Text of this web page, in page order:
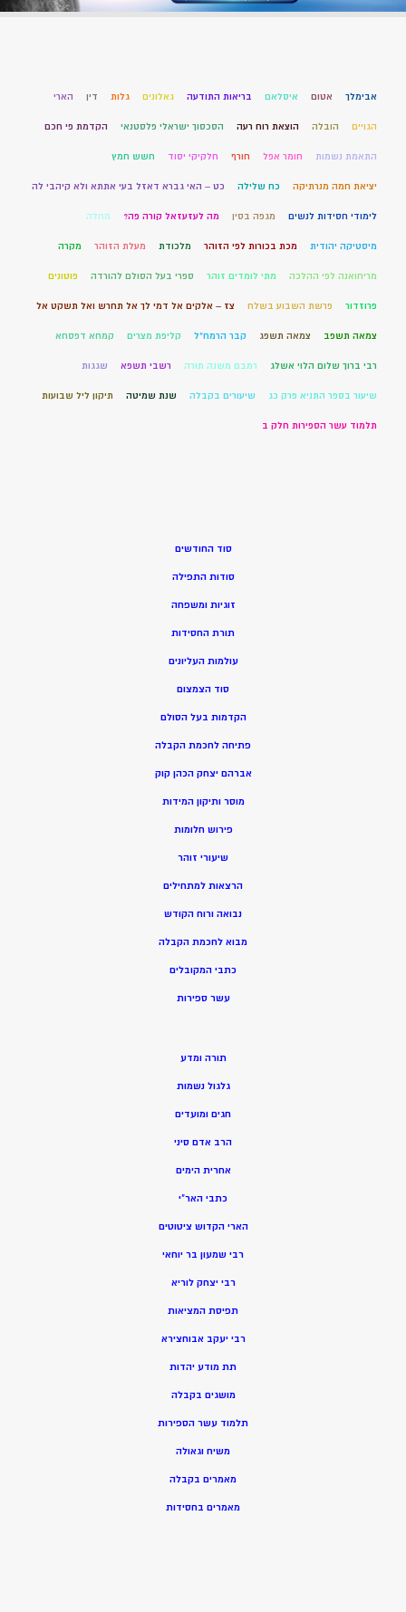
אבימלך אטום איסלאם בריאות התודעה גאלונים גלות דין הארי
הגויים הובלה הוצאת רוח רעה הסכסוך ישראלי פלסטנאי הקדמת פי חכם
התאמת נשמות חומר אפל חורף חלקיקי יסוד חשש חמץ
יציאת חמה מנרתיקה כח שלילה כט – האי גברא דאזל בעי אתתא ולא קיהבי לה
לימודי חסידות לנשים מגפה בסין מה לעזעזאל קורה פה? מחלה
מיסטיקה יהודית מכת בכורות לפי הזוהר מלכודת מעלת הזוהר מקרה
מריחואנה לפי ההלכה מתי לומדים זוהר ספרי בעל הסולם להורדה פוטונים
פרוזדור פרשת השבוע בשלח צז – אלקים אל דמי לך אל תחרש ואל תשקט אל
צמאה תשפב צמאה תשפג קבר הרמח"ל קליפת מצרים קמחא דפסחא
רבי ברוך שלום הלוי אשלג רמבם משנה תורה רשבי תשפא שגגות
שיעור בספר התניא פרק כג שיעורים בקבלה שנת שמיטה תיקון ליל שבועות
תלמוד עשר הספירות חלק ב
סוד החודשים
סודות התפילה
זוגיות ומשפחה
תורת החסידות
עולמות העליונים
סוד הצמצום
הקדמות בעל הסולם
פתיחה לחכמת הקבלה
אברהם יצחק הכהן קוק
מוסר ותיקון המידות
פירוש חלומות
שיעורי זוהר
הרצאות למתחילים
נבואה ורוח הקודש
מבוא לחכמת הקבלה
כתבי המקובלים
עשר ספירות
תורה ומדע
גלגול נשמות
חגים ומועדים
הרב אדם סיני
אחרית הימים
כתבי האר”י
הארי הקדוש ציטוטים
רבי שמעון בר יוחאי
רבי יצחק לוריא
תפיסת המציאות
רבי יעקב אבוחצירא
תת מודע יהדות
מושגים בקבלה
תלמוד עשר הספירות
משיח וגאולה
מאמרים בקבלה
מאמרים בחסידות